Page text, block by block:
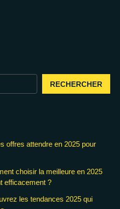
RECHERCHER
offres attendre en 2025 pour
choisir la meilleure en 2025
efficacement ?
les tendances 2025 qui